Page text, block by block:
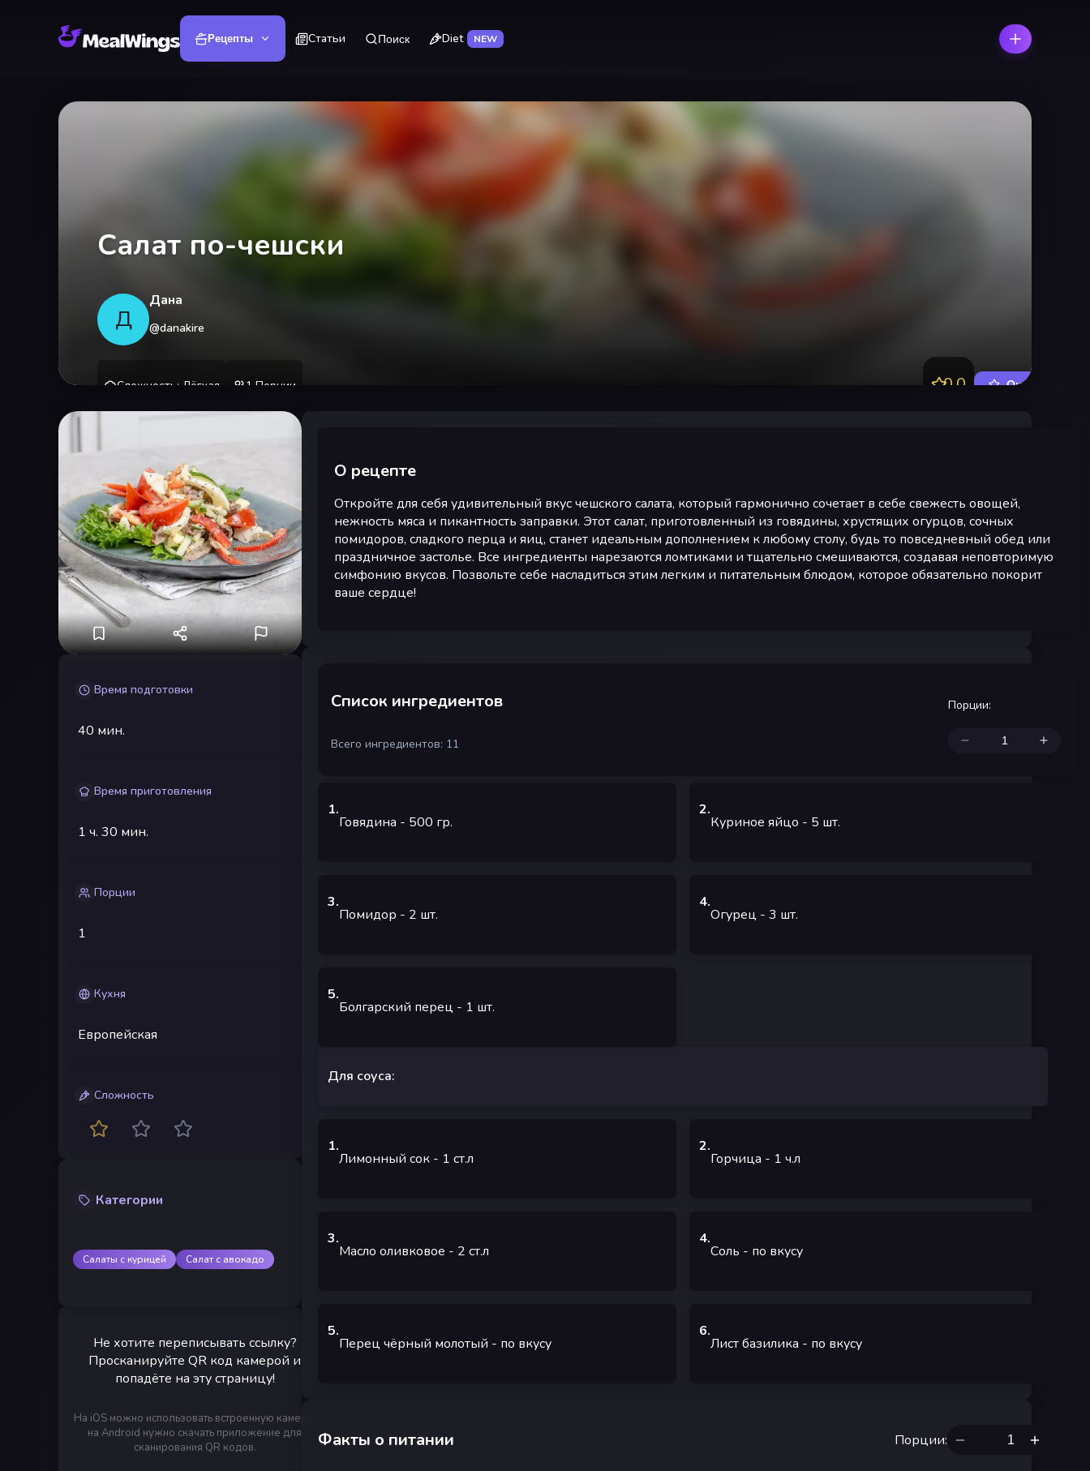
Рецепты Статьи Поиск Diet NEW
Салат по-чешски
Д
Дана
@danakire
Сложность : Лёгкая 1 Порции 0.0 Оценить
Время подготовки
40 мин.
Время приготовления
1 ч. 30 мин.
Порции
1
Кухня
Европейская
Сложность
Категории
Салаты с курицей Салат с авокадо
Не хотите переписывать ссылку?
Просканируйте QR код камерой и
попадёте на эту страницу!
На iOS можно использовать встроенную камеру,
на Android нужно скачать приложение для
сканирования QR кодов.
О рецепте
Откройте для себя удивительный вкус чешского салата, который гармонично сочетает в себе свежесть овощей,
нежность мяса и пикантность заправки. Этот салат, приготовленный из говядины, хрустящих огурцов, сочных
помидоров, сладкого перца и яиц, станет идеальным дополнением к любому столу, будь то повседневный обед или
праздничное застолье. Все ингредиенты нарезаются ломтиками и тщательно смешиваются, создавая неповторимую
симфонию вкусов. Позвольте себе насладиться этим легким и питательным блюдом, которое обязательно покорит
ваше сердце!
Список ингредиентов
Всего ингредиентов: 11
Порции:
1.
Говядина - 500 гр.
2.
Куриное яйцо - 5 шт.
3.
Помидор - 2 шт.
4.
Огурец - 3 шт.
5.
Болгарский перец - 1 шт.
Для соуса:
1.
Лимонный сок - 1 ст.л
2.
Горчица - 1 ч.л
3.
Масло оливковое - 2 ст.л
4.
Соль - по вкусу
5.
Перец чёрный молотый - по вкусу
6.
Лист базилика - по вкусу
Факты о питании Порции: